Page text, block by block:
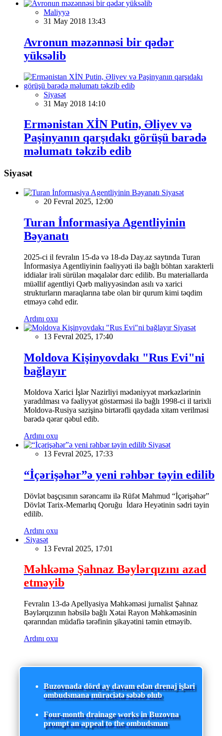
Maliyyə
31 May 2018 13:43
Avronun məzənnəsi bir qədər
yüksəlib
Siyasət
31 May 2018 14:10
Ermənistan XİN Putin, Əliyev və
Paşinyanın qarşıdakı görüşü barədə
məlumatı təkzib edib
Siyasət
Siyasət
20 Fevral 2025, 12:00
Turan İnformasiya Agentliyinin
Bəyanatı
2025-ci il fevralın 15-də və 18-də Day.az saytında Turan
İnformasiya Agentliyinin fəaliyyəti ilə bağlı böhtan xarakterli
iddialar irəli sürülən məqalələr dərc edilib. Bu materiallarda
müəllif agentliyi Qərb maliyyəsindən asılı və xarici
strukturların maraqlarına tabe olan bir qurum kimi təqdim
etməyə cəhd edir.
Ardını oxu
Siyasət
13 Fevral 2025, 17:40
Moldova Kişinyovdakı "Rus Evi"ni
bağlayır
Moldova Xarici İşlər Nazirliyi mədəniyyət mərkəzlərinin
yaradılması və fəaliyyət göstərməsi ilə bağlı 1998-ci il tarixli
Moldova-Rusiya sazişinə birtərəfli qaydada xitam verilməsi
barədə qərar qəbul edib.
Ardını oxu
Siyasət
13 Fevral 2025, 17:33
“İçərişəhər”ə yeni rəhbər təyin edilib
Dövlət başçısının sərəncamı ilə Rüfət Mahmud “İçərişəhər”
Dövlət Tarix-Memarlıq Qoruğu İdarə Heyətinin sədri təyin
edilib.
Ardını oxu
Siyasət
13 Fevral 2025, 17:01
Məhkəmə Şahnaz Bəylərqızını azad
etməyib
Fevralın 13-də Apellyasiya Məhkəməsi jurnalist Şahnaz
Bəylərqızının həbsilə bağlı Xətai Rayon Məhkəməsinin
qərarından müdafiə tərəfinin şikayətini təmin etməyib.
Ardını oxu
Buzovnada dörd ay davam edən drenaj işləri
ombudsmana müraciətə səbəb olub
Four-month drainage works in Buzovna
prompt an appeal to the ombudsman